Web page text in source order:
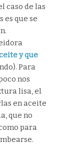
caso de las
es que se
y que
Para
nos
lisa, el
en aceite
que no
para